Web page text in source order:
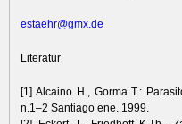
estaehr@gmx.de
Literatur
[1] Alcaino H., Gorma T.:
n.1–2 Santiago ene. 1999.